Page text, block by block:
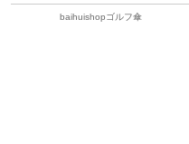
baihuishopゴルフ傘